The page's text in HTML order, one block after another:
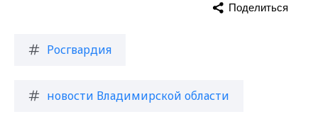
Росгвардия
новости Владимирской области
Поделиться